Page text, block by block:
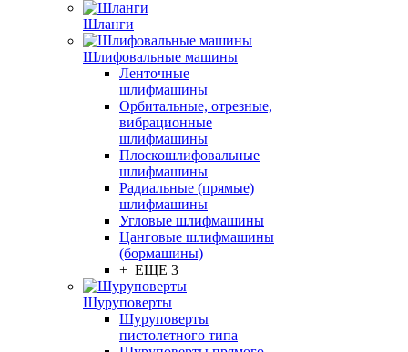
Шланги
Шлифовальные машины
Ленточные
шлифмашины
Орбитальные, отрезные,
вибрационные
шлифмашины
Плоскошлифовальные
шлифмашины
Радиальные (прямые)
шлифмашины
Угловые шлифмашины
Цанговые шлифмашины
(бормашины)
+ ЕЩЕ 3
Шуруповерты
Шуруповерты
пистолетного типа